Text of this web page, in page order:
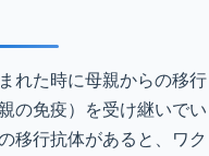
れた時に母親からの移行
の免疫）を受け継いでい
移行抗体があると、ワク